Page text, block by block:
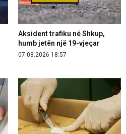
Aksident trafiku në Shkup,
humb jetën një 19-vjeçar
07.08.2026 18:57